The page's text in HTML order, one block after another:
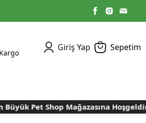
Giriş Yap Sepetim
Kuluçka Malzemeleri
Bakım Sağlık
Bakım Sağlık
Pet Shop Mağazasına Hoşgeldiniz..